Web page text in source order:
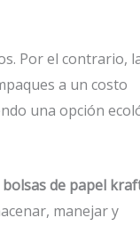
Por el contrario,
a un costo
una opción
bolsas de papel
manejar y